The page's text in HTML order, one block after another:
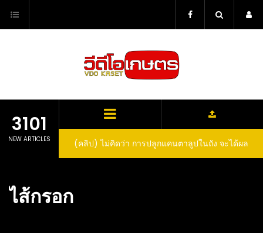
content
3101
NEW ARTICLES
(คลิป) ไม่คิดว่า การปลูกแคนตาลูปในถัง จะได้ผล
ลูกโตและหวานขนาดนี้ I didn’t expect that
ไส้กรอก